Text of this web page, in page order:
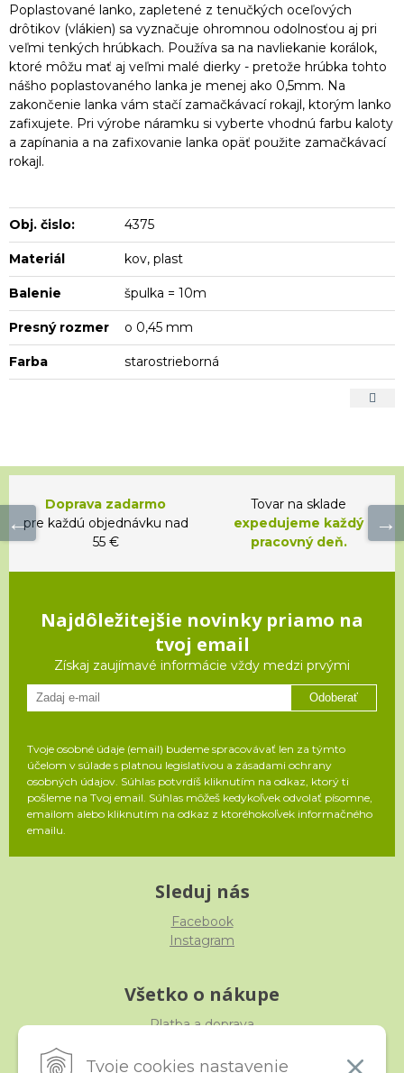
Tvoje cookies nastavenie
Poplastované lanko, zapletené z tenučkých oceľových
drôtikov (vlákien) sa vyznačuje ohromnou odolnosťou aj pri
veľmi tenkých hrúbkach. Používa sa na navliekanie korálok,
ktoré môžu mať aj veľmi malé dierky - pretože hrúbka tohto
nášho poplastovaného lanka je menej ako 0,5mm. Na
zakončenie lanka vám stačí zamačkávací rokajl, ktorým lanko
zafixujete. Pri výrobe náramku si vyberte vhodnú farbu kaloty
a zapínania a na zafixovanie lanka opäť použite zamačkávací
rokajl.
Obj. čislo: 4375
Materiál kov, plast
Balenie špulka = 10m
Presný rozmer o 0,45 mm
Farba starostrieborná
Doprava zadarmo
pre každú objednávku nad
55 €
Tovar na sklade
expedujeme každý
pracovný deň.
Najdôležitejšie novinky priamo na
tvoj email
Získaj zaujímavé informácie vždy medzi prvými
Odoberať
Tvoje osobné údaje (email) budeme spracovávať len za týmto
účelom v súlade s platnou legislatívou a zásadami ochrany
osobných údajov. Súhlas potvrdíš kliknutím na odkaz, ktorý ti
pošleme na Tvoj email. Súhlas môžeš kedykoľvek odvolať písomne,
emailom alebo kliknutím na odkaz z ktoréhokoľvek informačného
emailu.
Sleduj nás
Facebook
Instagram
Všetko o nákupe
Platba a doprava
Obchodné podmienky